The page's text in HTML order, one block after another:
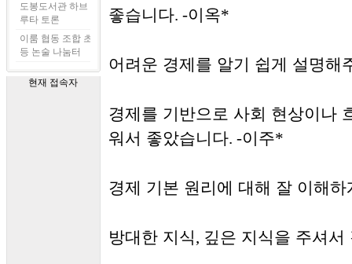
도봉도서관 하브
루타 토론
이룸 협동 조합 초
등 논술 나눔터
현재 접속자
좋습니다. -이옥*
어려운 경제를 알기 쉽게 설명해
경제를 기반으로 사회 현상이나
워서 좋았습니다. -이주*
경제 기본 원리에 대해 잘 이해
방대한 지식, 깊은 지식을 주셔서